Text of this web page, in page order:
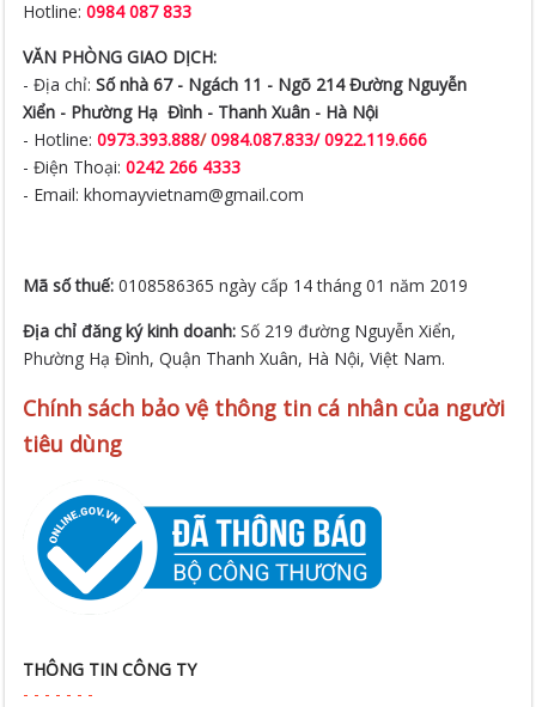
Hotline:0984 087 833
VĂN PHÒNG GIAO DỊCH:
- Địa chỉ:Số nhà 67 - Ngách 11 - Ngõ 214 Đường Nguyễn
Xiển - Phường Hạ Đình - Thanh Xuân - Hà Nội
- Hotline:0973.393.888/ 0984.087.833/ 0922.119.666
- Điện Thoại:0242 266 4333
- Email: khomayvietnam@gmail.com
Mã số thuế:0108586365 ngày cấp 14 tháng 01 năm 2019
Địa chỉ đăng ký kinh doanh:Số 219 đường Nguyễn Xiển,
Phường Hạ Đình, Quận Thanh Xuân, Hà Nội, Việt Nam.
Chính sách bảo vệ thông tin cá nhân của người
tiêu dùng
THÔNG TIN CÔNG TY